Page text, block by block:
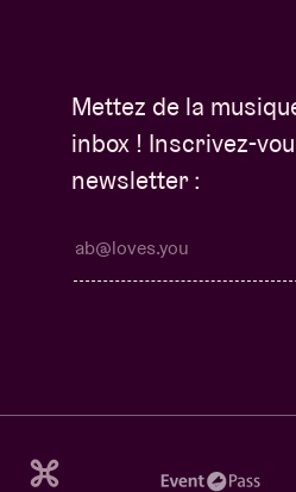
Mettez de la
inbox ! Inscrivez-
newsletter :